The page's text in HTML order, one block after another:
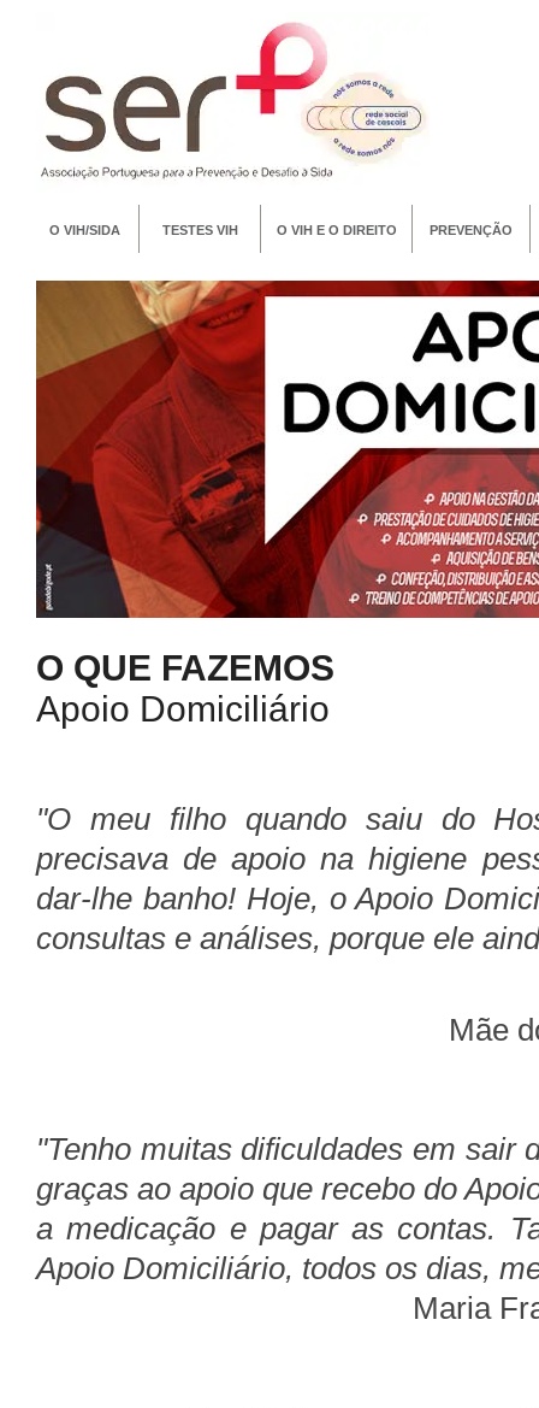
O VIH/SIDA TESTES VIH O VIH E O DIREITO PREVENÇÃO
O QUE FAZEMOS
Apoio Domiciliário
"O meu filho quando saiu do
precisava de apoio na higiene
dar-lhe banho! Hoje, o Apoio
consultas e análises, porque ele
Mãe
"Tenho muitas dificuldades em sair
graças ao apoio que recebo do
a medicação e pagar as contas.
Apoio Domiciliário, todos os dias,
Maria